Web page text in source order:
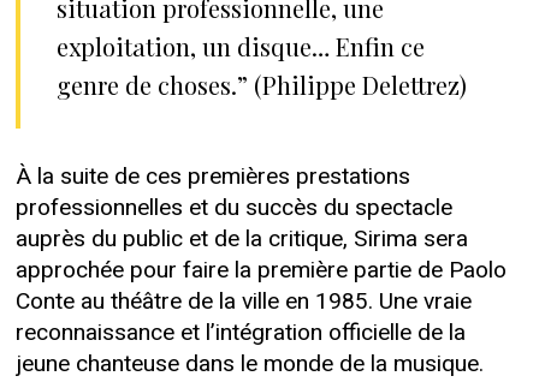
situation professionnelle, une
exploitation, un disque… Enfin ce
genre de choses.” (Philippe Delettrez)
À la suite de ces premières prestations
professionnelles et du succès du spectacle
auprès du public et de la critique, Sirima sera
approchée pour faire la première partie de Paolo
Conte au théâtre de la ville en 1985. Une vraie
reconnaissance et l’intégration officielle de la
jeune chanteuse dans le monde de la musique.